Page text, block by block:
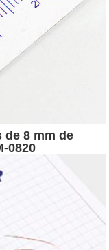
de 8 mm de
0820